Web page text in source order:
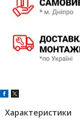
Характеристики